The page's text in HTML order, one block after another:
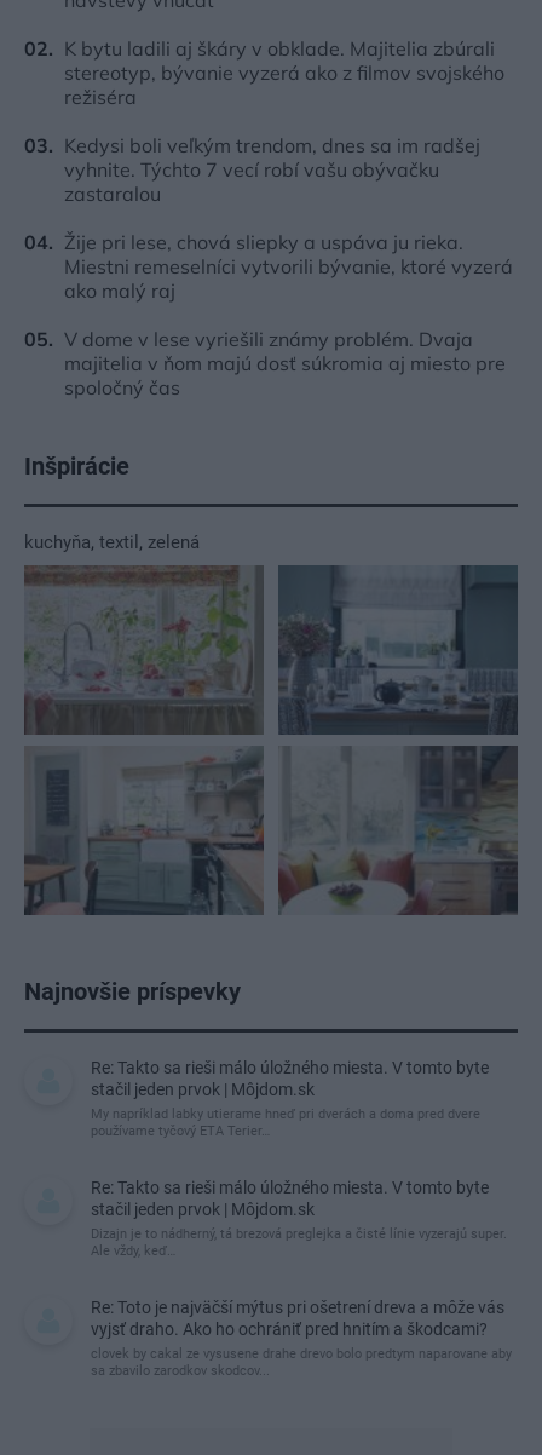
K bytu ladili aj škáry v obklade. Majitelia zbúrali
stereotyp, bývanie vyzerá ako z filmov svojského
režiséra
Kedysi boli veľkým trendom, dnes sa im radšej
vyhnite. Týchto 7 vecí robí vašu obývačku
zastaralou
Žije pri lese, chová sliepky a uspáva ju rieka.
Miestni remeselníci vytvorili bývanie, ktoré vyzerá
ako malý raj
V dome v lese vyriešili známy problém. Dvaja
majitelia v ňom majú dosť súkromia aj miesto pre
spoločný čas
Inšpirácie
kuchyňa, textil , zelená
Najnovšie príspevky
Re: Takto sa rieši málo úložného miesta. V tomto byte
stačil jeden prvok | Môjdom.sk
My napríklad labky utierame hneď pri dverách a doma pred dvere
používame tyčový ETA Terier…
Re: Takto sa rieši málo úložného miesta. V tomto byte
stačil jeden prvok | Môjdom.sk
Dizajn je to nádherný, tá brezová preglejka a čisté línie vyzerajú super.
Ale vždy, keď…
Re: Toto je najväčší mýtus pri ošetrení dreva a môže vás
vyjsť draho. Ako ho ochrániť pred hnitím a škodcami?
clovek by cakal ze vysusene drahe drevo bolo predtym naparovane aby
sa zbavilo zarodkov skodcov...